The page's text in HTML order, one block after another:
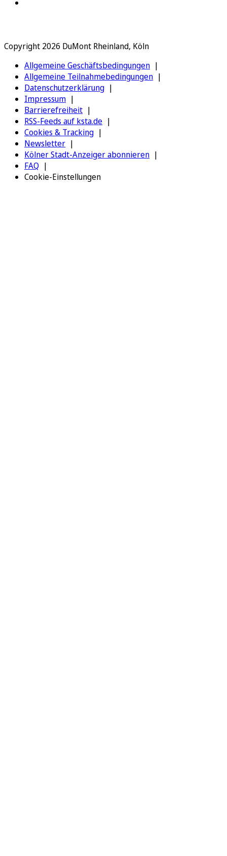
Copyright 2026 DuMont Rheinland, Köln
Allgemeine Geschäftsbedingungen
Allgemeine Teilnahmebedingungen
Datenschutzerklärung
Impressum
Barrierefreiheit
RSS-Feeds auf ksta.de
Cookies & Tracking
Newsletter
Kölner Stadt-Anzeiger abonnieren
FAQ
Cookie-Einstellungen